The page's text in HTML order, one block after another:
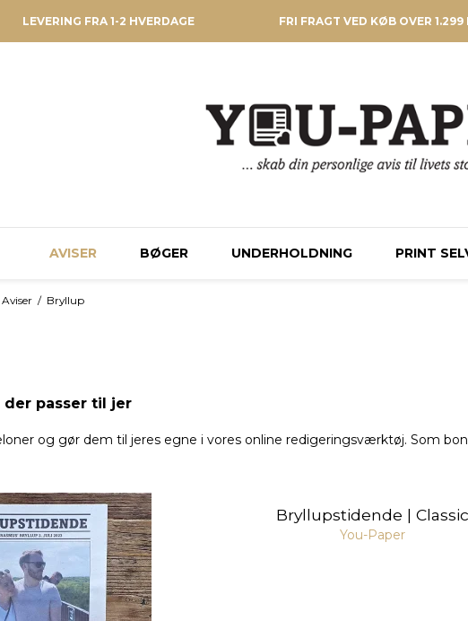
LEVERING FRA 1-2 HVERDAGE FRI FRAGT VED KØB OVER 1.299
AVISER BØGER UNDERHOLDNING PRINT
Aviser / Bryllup
der passer til jer
og gør dem til jeres egne i vores online redigeringsværktøj. Som
Bryllupstidende | Classic
You-Paper